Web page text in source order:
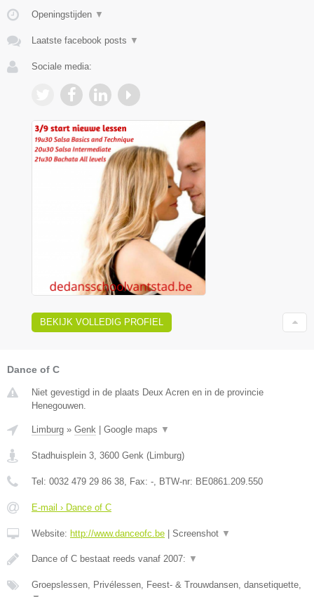
Openingstijden ▼
Laatste facebook posts ▼
Sociale media:
BEKIJK VOLLEDIG PROFIEL
Dance of C
Niet gevestigd in de plaats Deux Acren en in de provincie
Henegouwen.
Limburg » Genk | Google maps ▼
Stadhuisplein 3 3600 Genk (Limburg)
Tel: 0032 479 29 86 38 , Fax: - , BTW-nr: BE0861.209.550
E-mail › Dance of C
Website: http://www.danceofc.be | Screenshot ▼
Dance of C bestaat reeds vanaf 2007: ▼
Groepslessen, Privélessen, Feest- & Trouwdansen, dansetiquette,